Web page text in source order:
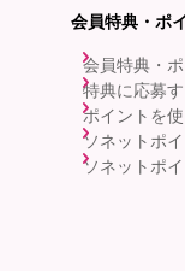
会員特典・ポ
会員特典・
特典に応募
ポイントを
ソネットポ
ソネットポ